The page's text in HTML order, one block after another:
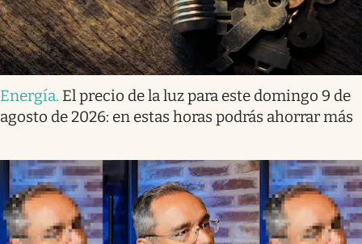
Energía. El precio de la luz para este domingo 9 de
agosto de 2026: en estas horas podrás ahorrar más